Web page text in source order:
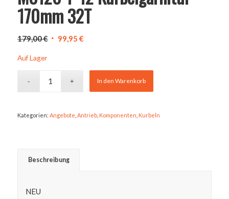
170mm 32T
179,00€ Ursprünglicher
99,95 €Aktueller
Auf Lager
In den Warenkorb
Kategorien: Angebote Antrieb, Komponenten Kurbeln
Beschreibung
NEU